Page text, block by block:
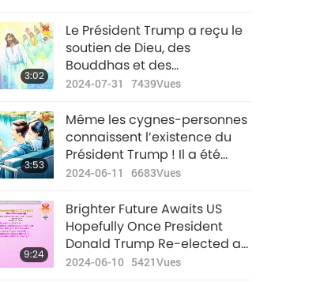
3:02
Le Président Trump a reçu le
soutien de Dieu, des
Bouddhas et des
Bodhisattvas lors du débat
2024-07-31 7439Vues
3:53
Même les cygnes-personnes
connaissent l’existence du
Président Trump ! Il a été
choisi par Dieu pour aider à
planète.
2024-06-11 6683Vues
9:24
Brighter Future Awaits US
Hopefully Once President
Donald Trump Re-elected as
Chosen Leader with Heaven's
2024-06-10 5421Vues